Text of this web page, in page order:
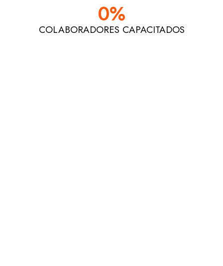
0%
COLABORADORES CAPACITADOS